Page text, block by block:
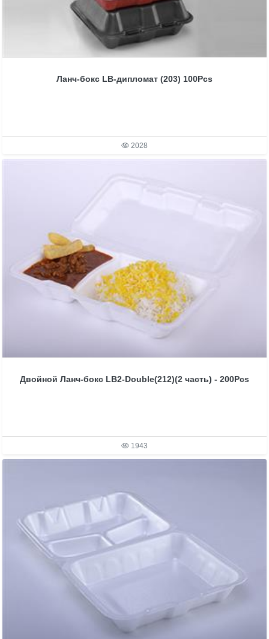
Ланч-бокс LB-дипломат (203) 100Pcs
2028
Двойной Ланч-бокс LB2-Double(212)(2 часть) - 200Pcs
1943